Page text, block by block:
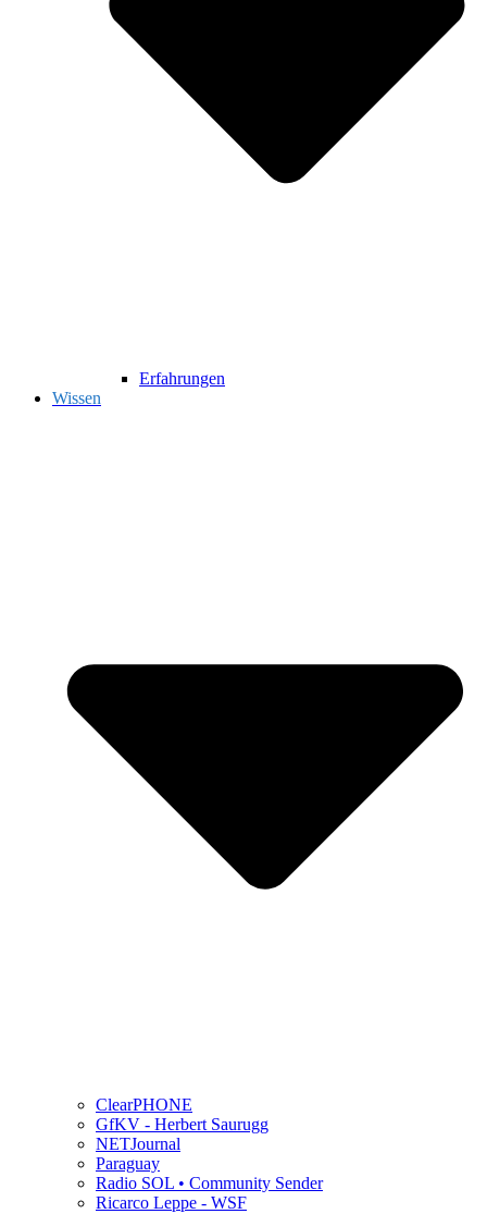
Erfahrungen
Wissen
ClearPHONE
GfKV - Herbert Saurugg
NETJournal
Paraguay
Radio SOL • Community Sender
Ricarco Leppe - WSF